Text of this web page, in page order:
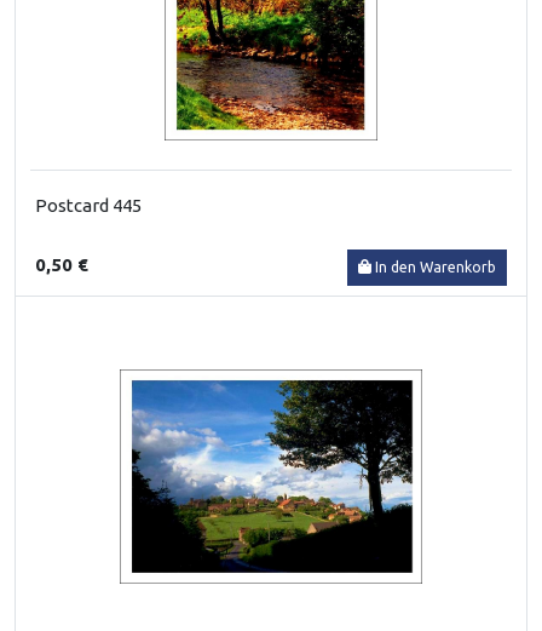
Postcard 445
0,50 € In den Warenkorb